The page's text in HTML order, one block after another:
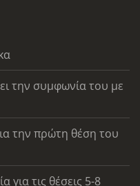
την συμφωνία του με
την πρώτη θέση του
για τις θέσεις 5-8